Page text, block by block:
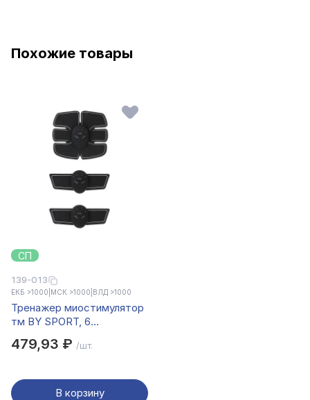
Похожие товары
СП
139-013
ЕКБ >1000 МСК >1000 ВЛД >1000
Тренажер миостимулятор
тм BY SPORT, 6
479,93 ₽ /шт.
В корзину